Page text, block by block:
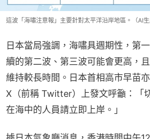
這波「海嘯注意報」主要針對太平洋沿岸地區。（AI生
日本當局強調，海嘯具週期性，第
續的第二波、第三波可能會更高，
維持較長時間。日本首相高市早苗
X（前稱 Twitter）上發文呼籲：「
在海中的人員請立即上岸。」